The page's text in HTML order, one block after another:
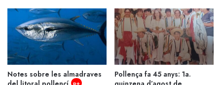
Notes sobre les almadraves
p+
Pollença fa 45 anys: 1a.